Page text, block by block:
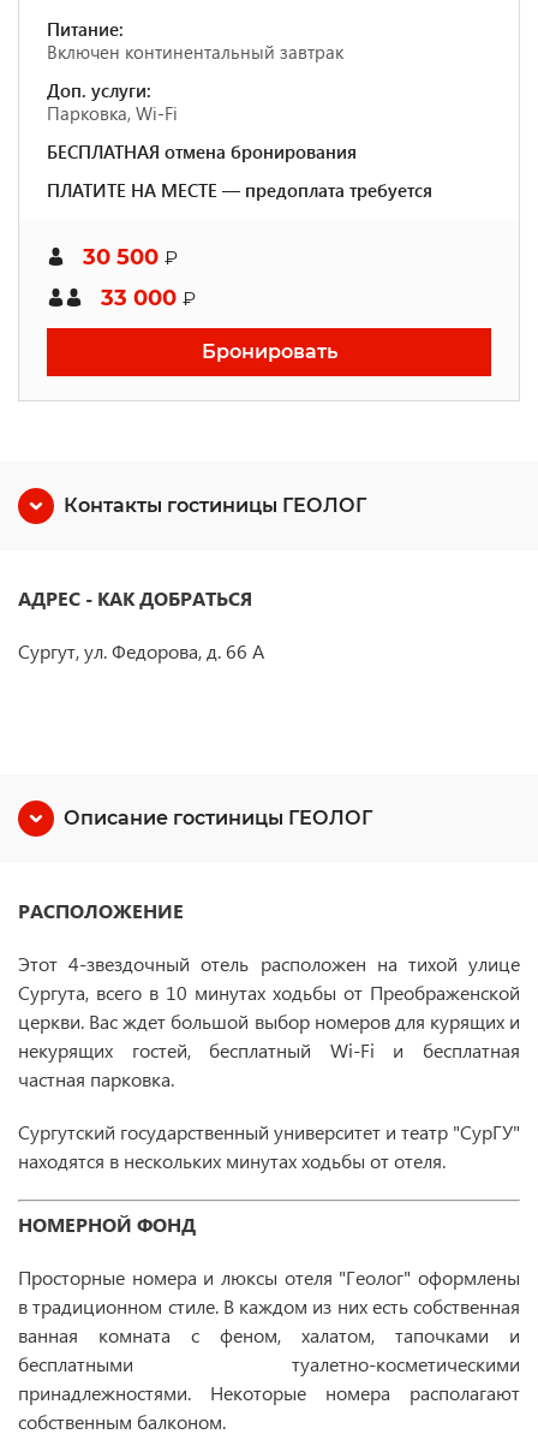
Питание:
Включен континентальный завтрак
Доп. услуги:
Парковка, Wi-Fi
БЕСПЛАТНАЯ отмена бронирования
ПЛАТИТЕ НА МЕСТЕ — предоплата требуется
30 500 ₽
33 000 ₽
Бронировать
Контакты гостиницы ГЕОЛОГ
АДРЕС - КАК ДОБРАТЬСЯ
Сургут, ул. Федорова, д. 66 А
Описание гостиницы ГЕОЛОГ
РАСПОЛОЖЕНИЕ
Этот 4-звездочный отель расположен на тихой улице
Сургута, всего в 10 минутах ходьбы от Преображенской
церкви. Вас ждет большой выбор номеров для курящих и
некурящих гостей, бесплатный Wi-Fi и бесплатная
частная парковка.
Сургутский государственный университет и театр "СурГУ"
находятся в нескольких минутах ходьбы от отеля.
НОМЕРНОЙ ФОНД
Просторные номера и люксы отеля "Геолог" оформлены
в традиционном стиле. В каждом из них есть собственная
ванная комната с феном, халатом, тапочками и
бесплатными туалетно-косметическими
принадлежностями. Некоторые номера располагают
собственным балконом.